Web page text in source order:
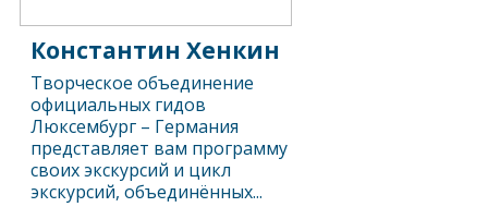
Константин Хенкин
Творческое объединение
официальных гидов
Люксембург – Германия
представляет вам программу
своих экскурсий и цикл
экскурсий, объединённых...